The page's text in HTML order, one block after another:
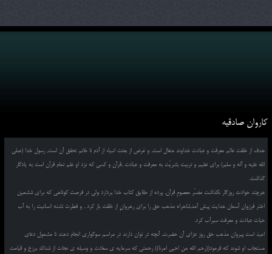
کاروان صادقیه
هدف از خلقت عالم معرفت و عبادت خداوند متعال است, و غرض از بعثت انبیاء از آدم تا خاتم تحقق آن است, رسول خدا (صلی
الله علیه و آله و سلم) برای تعلیم و تربیت بشریّت به معرفت و عبادت ,قرآن و کسی که نزد او علم تمام قرآن است به یادگار
گذاشت.
هرچند حوادث روزگار نگذاشت مفسّر معصومِ قرآن, پرده از حقایق کتاب خدا بردارد ولی در فرصت کوتاهی که برای ششمین
اختر فرزوان آسمان هدایت پیش آمد,شاهراه مذهب حق را برای رهروانِ از خلقت باز کرد , و فطرت تشنه انسانیت را به آب
حیات عبادت و معرفت سیرآب کرد.
امید است پیروان مذهب حق روز عزای آن حضرت, آنچه در توان دارند در مراسم سوگواری انجام دهند تا مشمول دعای
مستجاب او شوند که فرمود((رحم الله من احیی امرنا)) رحمتی که سرمایه ی سعادت و وسیله ی نجات از شدائد برزخ و قیامت